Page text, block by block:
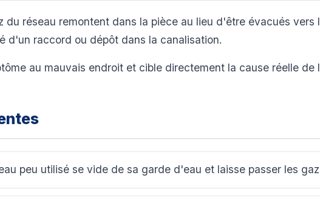
réseau remontent dans la pièce au lieu d'être évacués
d'un raccord ou dépôt dans la canalisation.
au mauvais endroit et cible directement la cause réelle de
peu utilisé se vide de sa garde d'eau et laisse passer les